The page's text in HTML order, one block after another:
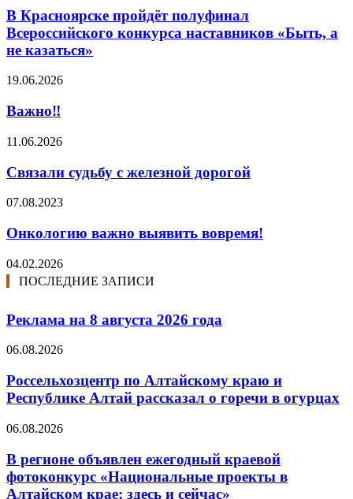
В Красноярске пройдёт полуфинал
Всероссийского конкурса наставников «Быть, а
не казаться»
19.06.2026
Важно‼️
11.06.2026
Связали судьбу с железной дорогой
07.08.2023
Онкологию важно выявить вовремя!
04.02.2026
ПОСЛЕДНИЕ ЗАПИСИ
Реклама на 8 августа 2026 года
06.08.2026
Россельхозцентр по Алтайскому краю и
Республике Алтай рассказал о горечи в огурцах
06.08.2026
В регионе объявлен ежегодный краевой
фотоконкурс «Национальные проекты в
Алтайском крае: здесь и сейчас»